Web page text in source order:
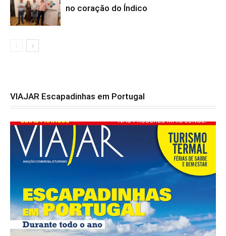
no coração do Índico
VIAJAR Escapadinhas em Portugal